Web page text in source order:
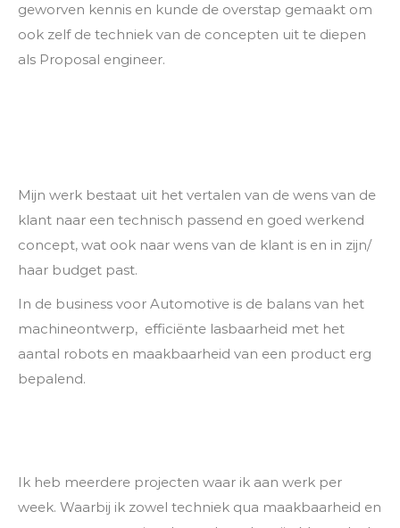
geworven kennis en kunde de overstap gemaakt om
ook zelf de techniek van de concepten uit te diepen
als Proposal engineer.
Mijn werk bestaat uit het vertalen van de wens van de
klant naar een technisch passend en goed werkend
concept, wat ook naar wens van de klant is en in zijn/
haar budget past.
In de business voor Automotive is de balans van het
machineontwerp, efficiënte lasbaarheid met het
aantal robots en maakbaarheid van een product erg
bepalend.
Ik heb meerdere projecten waar ik aan werk per
week. Waarbij ik zowel techniek qua maakbaarheid en